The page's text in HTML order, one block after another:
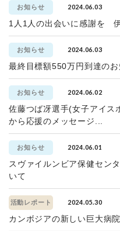
お知らせ 2024.06.03
1人1人の出会いに感謝を
お知らせ 2024.06.03
最終目標額550万円到達の
お知らせ 2024.06.02
佐藤つば冴選手(女子アイス
から応援のメッセージ...
お知らせ 2024.06.01
スヴァイルンビア保健セン
いて
活動レポート 2024.05.30
カンボジアの新しい巨大病